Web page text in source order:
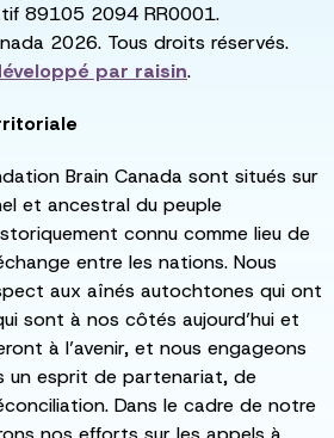
89105 2094 RR0001.
2026. Tous droits réservés.
par raisin.
Brain Canada sont situés sur
et ancestral du peuple
connu comme lieu de
entre les nations. Nous
aux aînés autochtones qui ont
sont à nos côtés aujourd’hui et
à l’avenir, et nous engageons
un esprit de partenariat, de
Dans le cadre de notre